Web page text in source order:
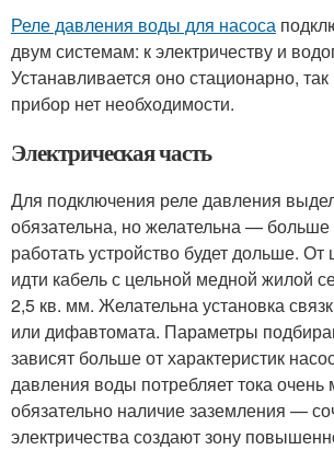
Реле давления воды для насоса
двум системам: к электричеству и
Устанавливается оно стационарно,
прибор нет необходимости.
Электрическая часть
Для подключения реле давления
обязательна, но желательна —
работать устройство будет дольше.
идти кабель с цельной медной жилой
2,5 кв. мм. Желательна установка
или дифавтомата. Параметры
зависят больше от характеристик
давления воды потребляет тока
обязательно наличие заземления —
электричества создают зону